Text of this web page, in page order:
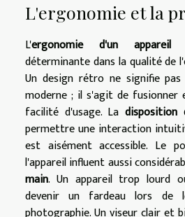
L'ergonomie et la
L'ergonomie d'un appareil
déterminante dans la qualité de
Un design rétro ne signifie
moderne ; il s'agit de
facilité d'usage. La disposition
permettre une interaction
est aisément accessible. Le
l'appareil influent aussi
main. Un appareil trop lourd
devenir un fardeau lors de